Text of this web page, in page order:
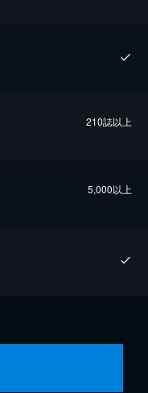
210誌以上
5,000以上